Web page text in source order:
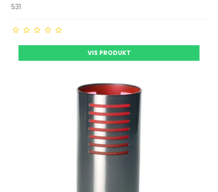
531
VIS PRODUKT